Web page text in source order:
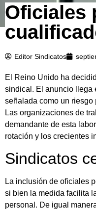
Oficiales
Editor Sindicatos
El Reino Unido ha
sindical. El anuncio llega
señalada como un
Las organizaciones de
demandante de esta
rotación y los crecientes
Sindicatos
La inclusión de oficiales
si bien la medida facilita
personal. De igual